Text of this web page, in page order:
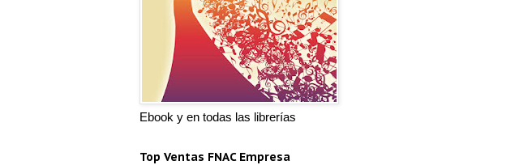
Ebook y en todas las librerías
Top Ventas FNAC Empresa